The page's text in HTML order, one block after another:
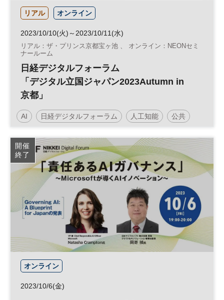
リアル オンライン
2023/10/10(火)～2023/10/11(水)
リアル：ザ・プリンス京都宝ヶ池 、 オンライン：NEONセミ
ナールーム
日経デジタルフォーラム
「デジタル立国ジャパン2023Autumn in
京都」
AI 日経デジタルフォーラム 人工知能 公共
データ
DX
開催
終了
オンライン
2023/10/6(金)